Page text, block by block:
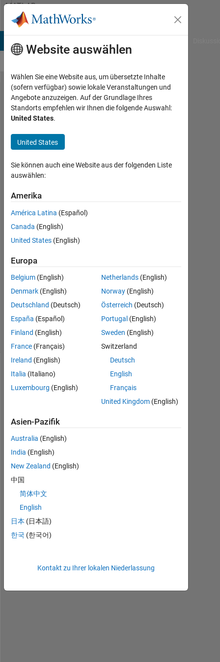
Weiter zum Inhalt
MATLAB
Answers
program
for sin
histogram
command,
hist
command
mah
8
Mär.
2
Antworten
9
Ansichten
(30 Tage)
I
w
a
a
v
Website auswählen
Wählen Sie eine Website aus, um übersetzte Inhalte
(sofern verfügbar) sowie lokale Veranstaltungen und
Angebote anzuzeigen. Auf der Grundlage Ihres
Standorts empfehlen wir Ihnen die folgende Auswahl:
United States.
United States
Sie können auch eine Website aus der folgenden Liste
auswählen:
Amerika
América Latina (Español)
Canada (English)
United States (English)
Europa
Belgium (English)
Denmark (English)
Deutschland (Deutsch)
España (Español)
Finland (English)
France (Français)
Ireland (English)
Italia (Italiano)
Luxembourg (English)
Netherlands (English)
Norway (English)
Österreich (Deutsch)
Portugal (English)
Sweden (English)
Switzerland
Deutsch
English
Français
United Kingdom (English)
Asien-Pazifik
Australia (English)
India (English)
New Zealand (English)
中国
简体中文
English
日本 (日本語)
한국 (한국어)
Kontakt zu Ihrer lokalen Niederlassung